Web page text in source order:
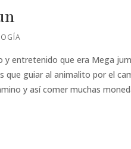
y entretenido que era Mega
que guiar al animalito por el
y así comer muchas